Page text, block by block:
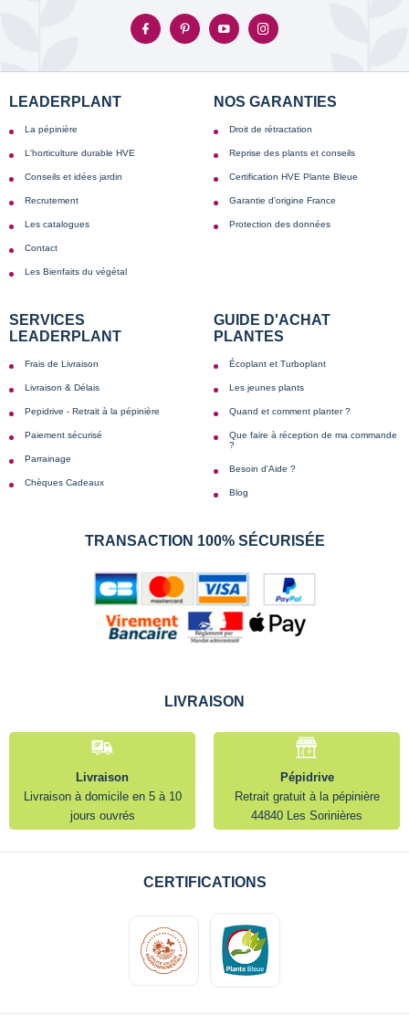
LEADERPLANT
La pépinière
L'horticulture durable HVE
Conseils et idées jardin
Recrutement
Les catalogues
Contact
Les Bienfaits du végétal
NOS GARANTIES
Droit de rétractation
Reprise des plants et conseils
Certification HVE Plante Bleue
Garantie d'origine France
Protection des données
SERVICES
LEADERPLANT
Frais de Livraison
Livraison & Délais
Pepidrive - Retrait à la pépinière
Paiement sécurisé
Parrainage
Chèques Cadeaux
GUIDE D'ACHAT
PLANTES
Écoplant et Turboplant
Les jeunes plants
Quand et comment planter ?
Que faire à réception de ma commande
?
Besoin d'Aide ?
Blog
TRANSACTION 100% SÉCURISÉE
LIVRAISON
Livraison
Livraison à domicile en 5 à 10
jours ouvrés
Pépidrive
Retrait gratuit à la pépinière
44840 Les Sorinières
CERTIFICATIONS